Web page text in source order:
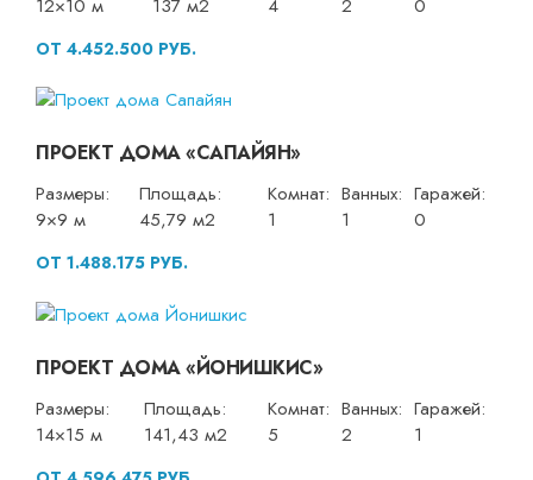
12×10 м
137 м2
4
2
0
ОТ 4.452.500 РУБ.
ПРОЕКТ ДОМА «САПАЙЯН»
Размеры:
9×9 м
Площадь:
45,79 м2
Комнат:
1
Ванных:
1
Гаражей:
0
ОТ 1.488.175 РУБ.
ПРОЕКТ ДОМА «ЙОНИШКИС»
Размеры:
14×15 м
Площадь:
141,43 м2
Комнат:
5
Ванных:
2
Гаражей:
1